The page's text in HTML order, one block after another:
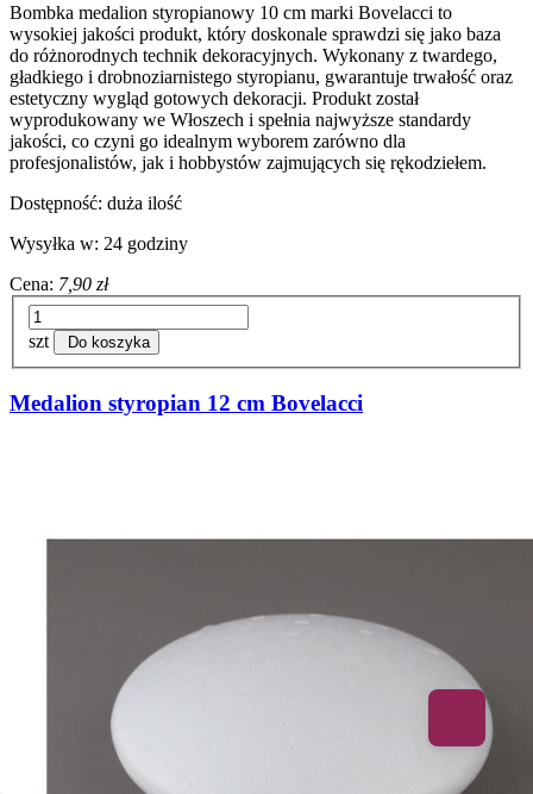
Bombka medalion styropianowy 10 cm marki Bovelacci to
wysokiej jakości produkt, który doskonale sprawdzi się jako baza
do różnorodnych technik dekoracyjnych. Wykonany z twardego,
gładkiego i drobnoziarnistego styropianu, gwarantuje trwałość oraz
estetyczny wygląd gotowych dekoracji. Produkt został
wyprodukowany we Włoszech i spełnia najwyższe standardy
jakości, co czyni go idealnym wyborem zarówno dla
profesjonalistów, jak i hobbystów zajmujących się rękodziełem.
Dostępność: duża ilość
Wysyłka w: 24 godziny
Cena: 7,90 zł
szt Do koszyka
Medalion styropian 12 cm Bovelacci